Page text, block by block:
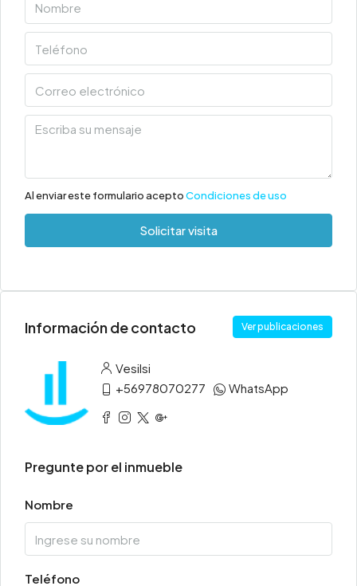
Al enviar este formulario aceptoCondiciones de uso
Solicitar visita
Información de contacto Ver publicaciones
Vesilsi
+56978070277
WhatsApp
Pregunte por el inmueble
Nombre
Teléfono